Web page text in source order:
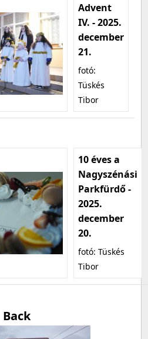
Advent
IV. - 2025.
december
21.
fotó:
Tüskés
Tibor
10 éves a
Nagyszénási
Parkfürdő -
2025.
december
20.
fotó: Tüskés
Tibor
Back